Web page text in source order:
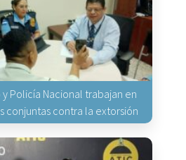
Policía Nacional trabajan en
conjuntas contra la extorsión